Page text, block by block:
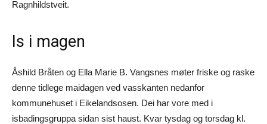
Ragnhildstveit.
Is i magen
Åshild Bråten og Ella Marie B. Vangsnes møter friske og raske
denne tidlege maidagen ved vasskanten nedanfor
kommunehuset i Eikelandsosen. Dei har vore med i
isbadingsgruppa sidan sist haust. Kvar tysdag og torsdag kl.